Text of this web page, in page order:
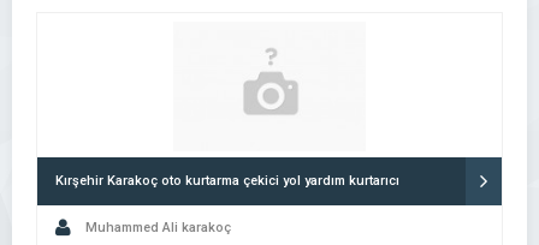
Kırşehir Karakoç oto kurtarma çekici yol yardım kurtarıcı
Muhammed Ali karakoç